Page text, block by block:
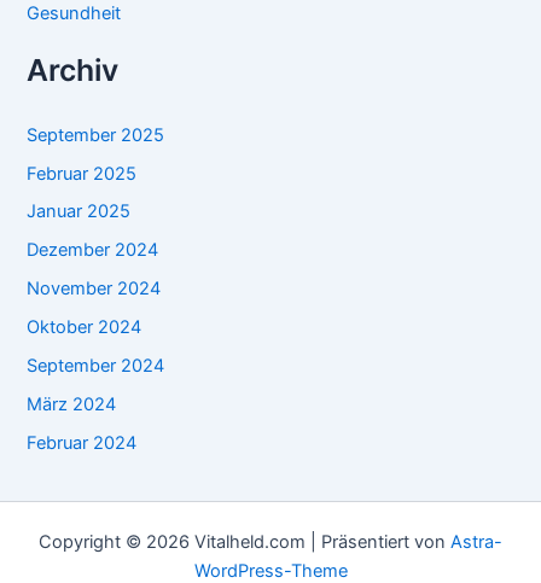
Gesundheit
Archiv
September 2025
Februar 2025
Januar 2025
Dezember 2024
November 2024
Oktober 2024
September 2024
März 2024
Februar 2024
Copyright © 2026 Vitalheld.com | Präsentiert von Astra-
WordPress-Theme